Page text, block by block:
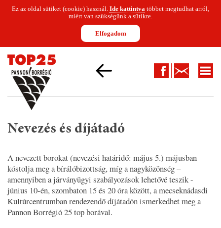
Ez az oldal sütiket (cookie) használ. Ide kattintva többet megtudhat arról,
miért van szükségünk a sütikre.
Elfogadom
FacebookKapcsolat
TOP 25KÖZÖNSÉGKÓSTOLÓK
Nevezés és díjátadó
A nevezett borokat (nevezési határidő: május 5.) májusban
kóstolja meg a bírálóbizottság, míg a nagyközönség –
amennyiben a járványügyi szabályozások lehetővé teszik -
június 10-én, szombaton 15 és 20 óra között, a mecseknádasdi
Kultúrcentrumban rendezendő díjátadón ismerkedhet meg a
Pannon Borrégió 25 top borával.